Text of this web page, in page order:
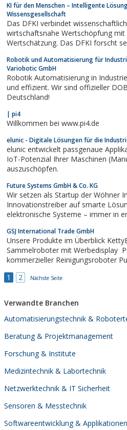
und wissenschaftlicher Exzellenz in
zukunftsorientierten Forschungs-
KI für den Menschen – Intelligente
Wissensgesellschaft
Das DFKI verbindet
wirtschaftsnahe Wertschöpfung mit
Wertschätzung. Das DFKI forscht
und wissenschaftlicher Exzellenz in
zukunftsorientierten Forschungs-
Robotik und Automatisierung für
Variobotic GmbH
Robotik Automatisierung in
und effizient. Wir sind offizieller
Deutschland!
| pi4
Willkommen bei www.pi4.de
elunic - Digitale Lösungen für die
elunic entwickelt passgenaue Applikationen, um
IoT-Potenzial Ihrer Maschinen
auszuschöpfen.
Future Systems GmbH & Co. KG
Wir setzen als Startup der Wöhner
Innovationstreiber auf smarte
elektronische Systeme – immer in
GSJ International Trade GmbH
Unsere Produkte im Überblick
Sammelroboter mit Werbedisplay
kommerzieller Reinigungsroboter
Der effiziente Sammelroboter
1 2 Nächste Seite
Verwandte Branchen
Automatisierungstechnik &
Beratung & Projektmanagement
Forschung & Institute
Medizintechnik & Labortechnik
Netzwerktechnik & IT Sicherheit
Sensoren & Messtechnik
Softwareentwicklung & Applikationen